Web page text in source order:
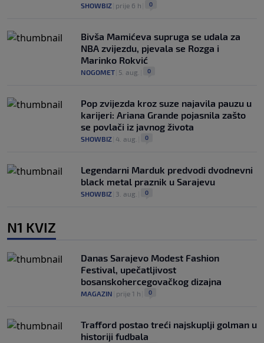
SHOWBIZ prije 6 h 0
Bivša Mamićeva supruga se udala za
NBA zvijezdu, pjevala se Rozga i
Marinko Rokvić
NOGOMET 5. aug. 0
Pop zvijezda kroz suze najavila pauzu u
karijeri: Ariana Grande pojasnila zašto
se povlači iz javnog života
SHOWBIZ 4. aug. 0
Legendarni Marduk predvodi dvodnevni
black metal praznik u Sarajevu
SHOWBIZ 3. aug. 0
N1 KVIZ
Danas Sarajevo Modest Fashion
Festival, upečatljivost
bosanskohercegovačkog dizajna
MAGAZIN prije 1 h 0
Trafford postao treći najskuplji golman u
historiji fudbala